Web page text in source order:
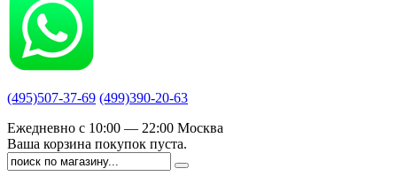
(495)507-37-69 (499)390-20-63
Ежедневно с 10:00 — 22:00 Москва
Ваша корзина покупок пуста.